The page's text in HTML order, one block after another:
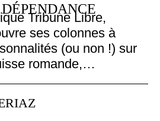
Tribune Libre,
ses colonnes à
(ou non !) sur
romande,…